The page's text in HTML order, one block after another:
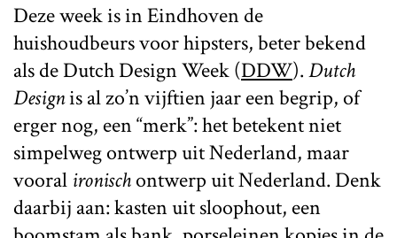
Deze week is in Eindhoven de
huishoudbeurs voor hipsters, beter bekend
als de Dutch Design Week (DDW).Dutch
Designis al zo’n vijftien jaar een begrip, of
erger nog, een “merk”: het betekent niet
simpelweg ontwerp uit Nederland, maar
vooral ironischontwerp uit Nederland. Denk
daarbij aan: kasten uit sloophout, een